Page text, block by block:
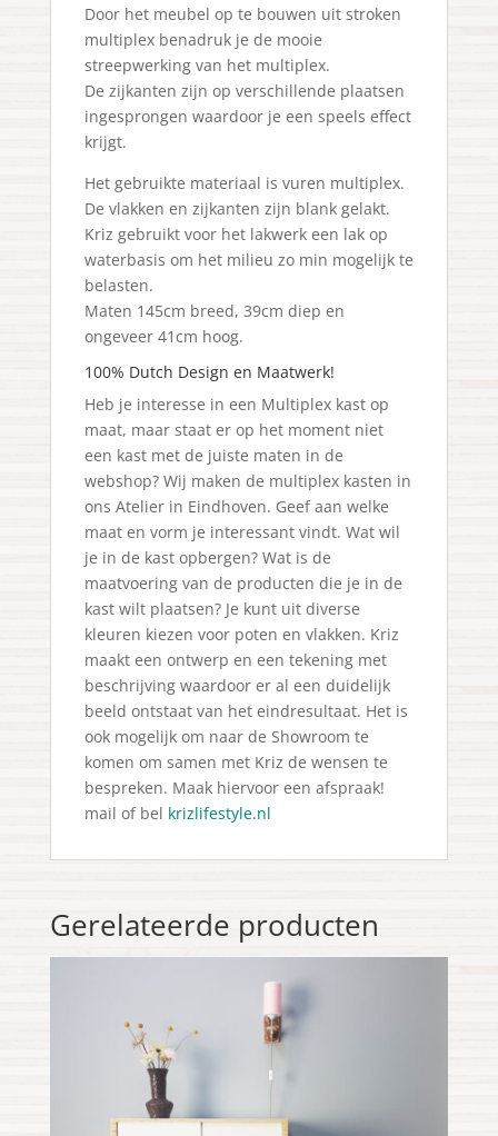
Door het meubel op te bouwen uit stroken
multiplex benadruk je de mooie
streepwerking van het multiplex.
De zijkanten zijn op verschillende plaatsen
ingesprongen waardoor je een speels effect
krijgt.
Het gebruikte materiaal is vuren multiplex.
De vlakken en zijkanten zijn blank gelakt.
Kriz gebruikt voor het lakwerk een lak op
waterbasis om het milieu zo min mogelijk te
belasten.
Maten 145cm breed, 39cm diep en
ongeveer 41cm hoog.
100% Dutch Design en Maatwerk!
Heb je interesse in een Multiplex kast op
maat, maar staat er op het moment niet
een kast met de juiste maten in de
webshop? Wij maken de multiplex kasten in
ons Atelier in Eindhoven. Geef aan welke
maat en vorm je interessant vindt. Wat wil
je in de kast opbergen? Wat is de
maatvoering van de producten die je in de
kast wilt plaatsen? Je kunt uit diverse
kleuren kiezen voor poten en vlakken. Kriz
maakt een ontwerp en een tekening met
beschrijving waardoor er al een duidelijk
beeld ontstaat van het eindresultaat. Het is
ook mogelijk om naar de Showroom te
komen om samen met Kriz de wensen te
bespreken. Maak hiervoor een afspraak!
mail of bel krizlifestyle.nl
Gerelateerde producten